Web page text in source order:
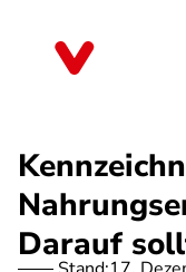
Darauf